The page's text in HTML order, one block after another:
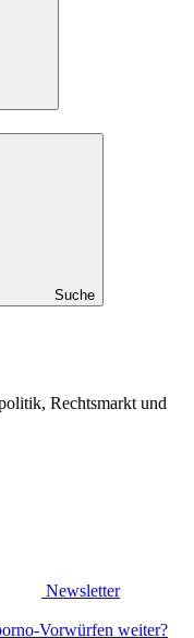
Suche
Rechtsmarkt und
Newsletter
Vorwürfen weiter?